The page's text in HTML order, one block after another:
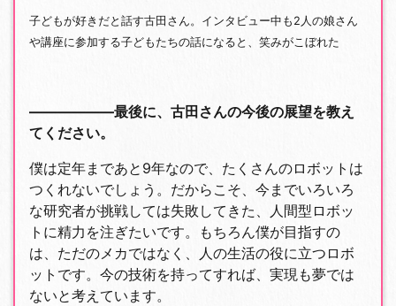
子どもが好きだと話す古田さん。インタビュー中も2人の娘さん
や講座に参加する子どもたちの話になると、笑みがこぼれた
――――――最後に、古田さんの今後の展望を教え
てください。
僕は定年まであと9年なので、たくさんのロボットは
つくれないでしょう。だからこそ、今までいろいろ
な研究者が挑戦しては失敗してきた、人間型ロボッ
トに精力を注ぎたいです。もちろん僕が目指すの
は、ただのメカではなく、人の生活の役に立つロボ
ットです。今の技術を持ってすれば、実現も夢では
ないと考えています。